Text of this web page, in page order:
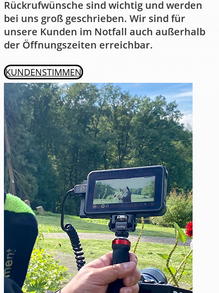
Rückrufwünsche sind wichtig und werden
bei uns groß geschrieben. Wir sind für
unsere Kunden im Notfall auch außerhalb
der Öffnungszeiten erreichbar.
KUNDENSTIMMEN